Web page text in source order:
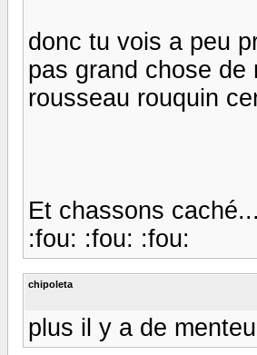
donc tu vois a peu
pas grand chose
rousseau rouquin
Et chassons
:fou: :fou: :fou:
chipoleta
plus il y a de